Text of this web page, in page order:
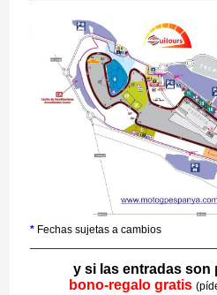
*Fechas sujetas a cambios
y si las entradas son
bono-regalo gratis